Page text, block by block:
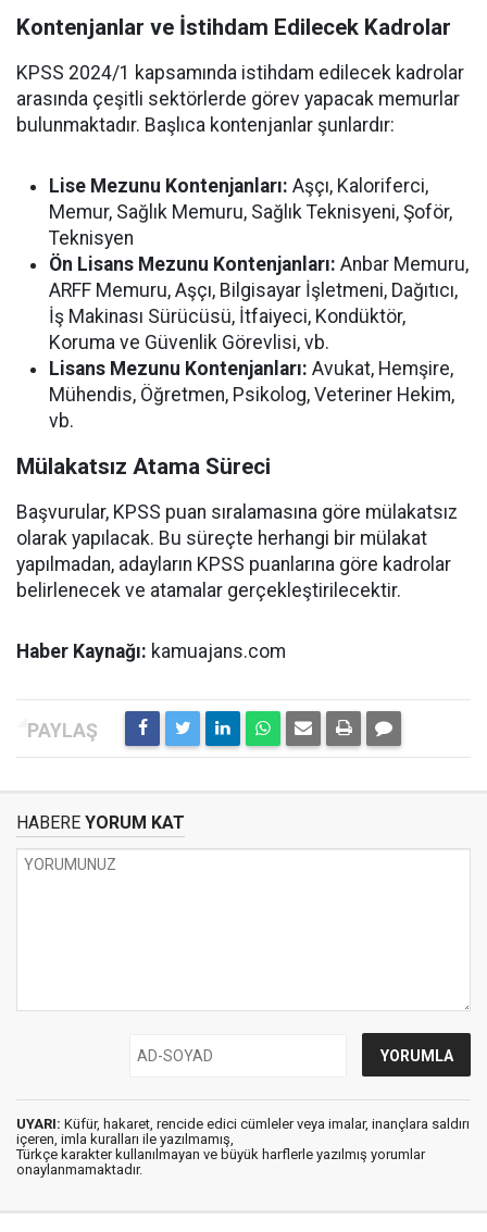
Kontenjanlar ve İstihdam Edilecek Kadrolar
KPSS 2024/1 kapsamında istihdam edilecek kadrolar
arasında çeşitli sektörlerde görev yapacak memurlar
bulunmaktadır. Başlıca kontenjanlar şunlardır:
Lise Mezunu Kontenjanları: Aşçı, Kaloriferci,
Memur, Sağlık Memuru, Sağlık Teknisyeni, Şoför,
Teknisyen
Ön Lisans Mezunu Kontenjanları: Anbar Memuru,
ARFF Memuru, Aşçı, Bilgisayar İşletmeni, Dağıtıcı,
İş Makinası Sürücüsü, İtfaiyeci, Kondüktör,
Koruma ve Güvenlik Görevlisi, vb.
Lisans Mezunu Kontenjanları: Avukat, Hemşire,
Mühendis, Öğretmen, Psikolog, Veteriner Hekim,
vb.
Mülakatsız Atama Süreci
Başvurular, KPSS puan sıralamasına göre mülakatsız
olarak yapılacak. Bu süreçte herhangi bir mülakat
yapılmadan, adayların KPSS puanlarına göre kadrolar
belirlenecek ve atamalar gerçekleştirilecektir.
Haber Kaynağı: kamuajans.com
HABERE YORUM KAT
UYARI: Küfür, hakaret, rencide edici cümleler veya imalar, inançlara saldırı
içeren, imla kuralları ile yazılmamış,
Türkçe karakter kullanılmayan ve büyük harflerle yazılmış yorumlar
onaylanmamaktadır.